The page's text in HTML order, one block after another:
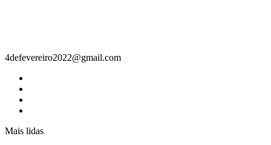
4defevereiro2022@gmail.com
Mais lidas